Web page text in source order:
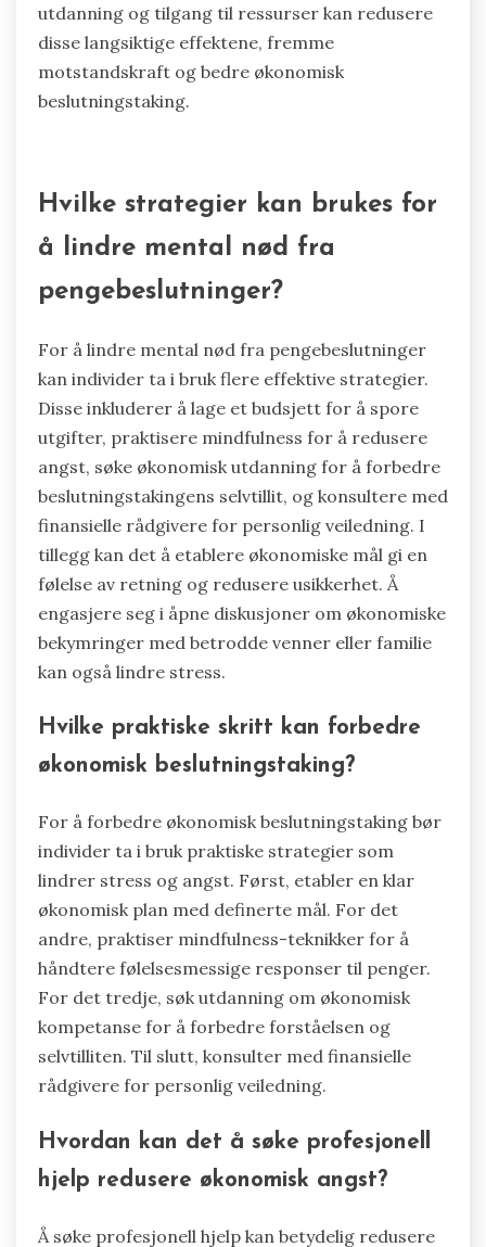
utdanning og tilgang til ressurser kan redusere
disse langsiktige effektene, fremme
motstandskraft og bedre økonomisk
beslutningstaking.
Hvilke strategier kan brukes for
å lindre mental nød fra
pengebeslutninger?
For å lindre mental nød fra pengebeslutninger
kan individer ta i bruk flere effektive strategier.
Disse inkluderer å lage et budsjett for å spore
utgifter, praktisere mindfulness for å redusere
angst, søke økonomisk utdanning for å forbedre
finansielle rådgivere for personlig veiledning. I
tillegg kan det å etablere økonomiske mål gi en
følelse av retning og redusere usikkerhet. Å
bekymringer med betrodde venner eller familie
kan også lindre stress.
Hvilke praktiske skritt kan forbedre
økonomisk beslutningstaking?
For å forbedre økonomisk beslutningstaking bør
individer ta i bruk praktiske strategier som
lindrer stress og angst. Først, etabler en klar
andre, praktiser mindfulness-teknikker for å
håndtere følelsesmessige responser til penger.
For det tredje, søk utdanning om økonomisk
kompetanse for å forbedre forståelsen og